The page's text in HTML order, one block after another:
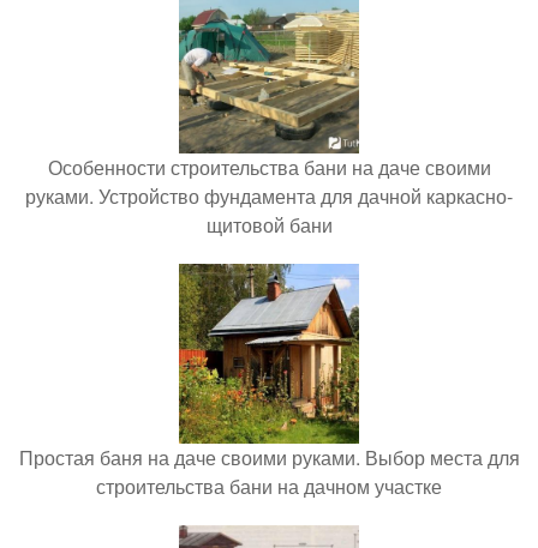
Особенности строительства бани на даче своими
руками. Устройство фундамента для дачной каркасно-
щитовой бани
Простая баня на даче своими руками. Выбор места для
строительства бани на дачном участке